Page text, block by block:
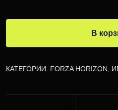
В
КАТЕГОРИИ: FORZA HORIZON